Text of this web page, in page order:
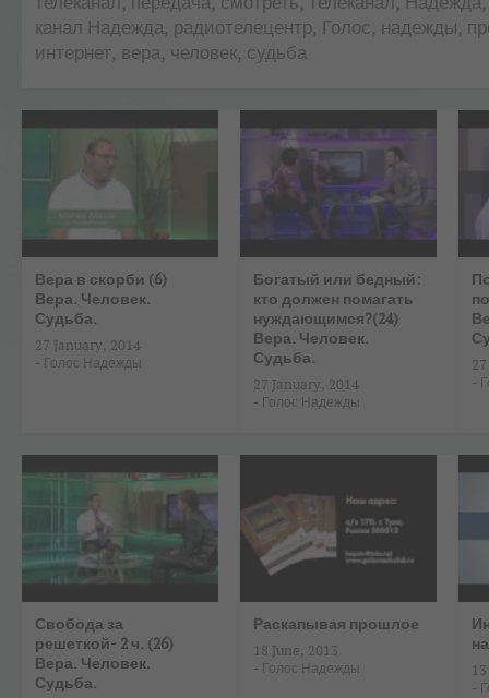
канал Надежда, радиотелецентр, Голос, надежды,
интернет, вера, человек, судьба
Вера в скорби (6)
Вера. Человек.
Судьба.
27 January, 2014
- Голос Надежды
Богатый или бедный:
кто должен помагать
нуждающимся?(24)
Вера. Человек.
Судьба.
27 January, 2014
- Голос Надежды
-
Свобода за
решеткой- 2 ч. (26)
Вера. Человек.
Судьба.
Раскапывая прошлое
18 June, 2013
- Голос Надежды
-